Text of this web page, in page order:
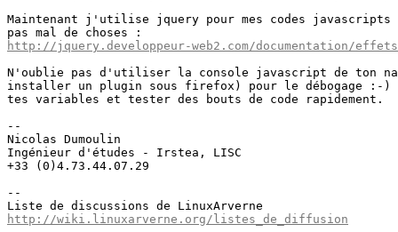
Maintenant j'utilise jquery pour mes codes
http://jquery.developpeur-web2.com/documentation/
N'oublie pas d'utiliser la console javascript de ton
installer un plugin sous firefox) pour le débogage :-)
tes variables et tester des bouts de code rapidement.
--
Nicolas Dumoulin
Ingénieur d'études - Irstea, LISC
+33 (0)4.73.44.07.29
--
http://wiki.linuxarverne.org/listes_de_diffusion